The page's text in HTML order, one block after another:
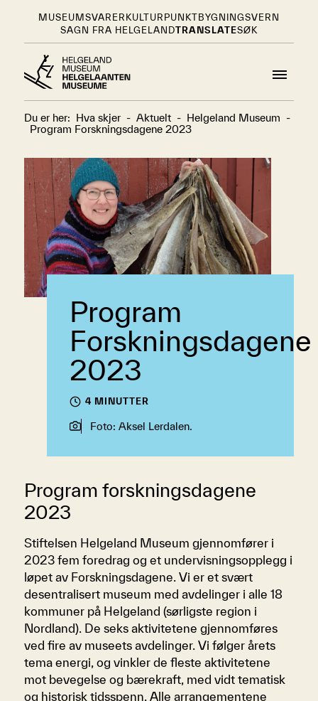
MUSEUMSVARER KULTURPUNKT BYGNINGSVERN
SAGN FRA HELGELANDTRANSLATESØK
Du er her: Hva skjer - Aktuelt - Helgeland Museum -
Program Forskningsdagene 2023
Program
Forskningsdagene
2023
4 MINUTTER
Foto: Aksel Lerdalen.
Program forskningsdagene
2023
Stiftelsen Helgeland Museum gjennomfører i
2023 fem foredrag og et undervisningsopplegg i
løpet av Forskningsdagene. Vi er et svært
desentralisert museum med avdelinger i alle 18
kommuner på Helgeland (sørligste region i
Nordland). De seks aktivitetene gjennomføres
ved fire av museets avdelinger. Vi følger årets
tema energi, og vinkler de fleste aktivitetene
mot bevegelse og bærekraft, med vidt tematisk
og historisk tidsspenn. Alle arrangementene